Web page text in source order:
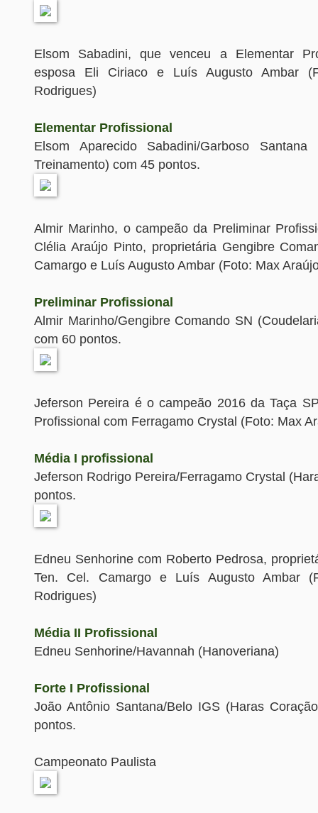
Elsom Sabadini, que venceu a Elementar
esposa Eli Ciriaco e Luís Augusto Ambar
Rodrigues)
Elementar Profissional
Elsom Aparecido Sabadini/Garboso
Treinamento) com 45 pontos.
Almir Marinho, o campeão da Preliminar
Clélia Araújo Pinto, proprietária Gengibre
Camargo e Luís Augusto Ambar (Foto: Max
Preliminar Profissional
Almir Marinho/Gengibre Comando SN
com 60 pontos.
Jeferson Pereira é o campeão 2016 da Taça
Profissional com Ferragamo Crystal (Foto: Max
Média I profissional
Jeferson Rodrigo Pereira/Ferragamo Crystal
pontos.
Edneu Senhorine com Roberto Pedrosa,
Ten. Cel. Camargo e Luís Augusto Ambar
Rodrigues)
Média II Profissional
Edneu Senhorine/Havannah (Hanoveriana)
Forte I Profissional
João Antônio Santana/Belo IGS (Haras
pontos.
Campeonato Paulista